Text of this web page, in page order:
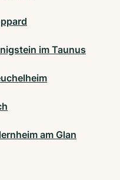
im Taunus
am Glan